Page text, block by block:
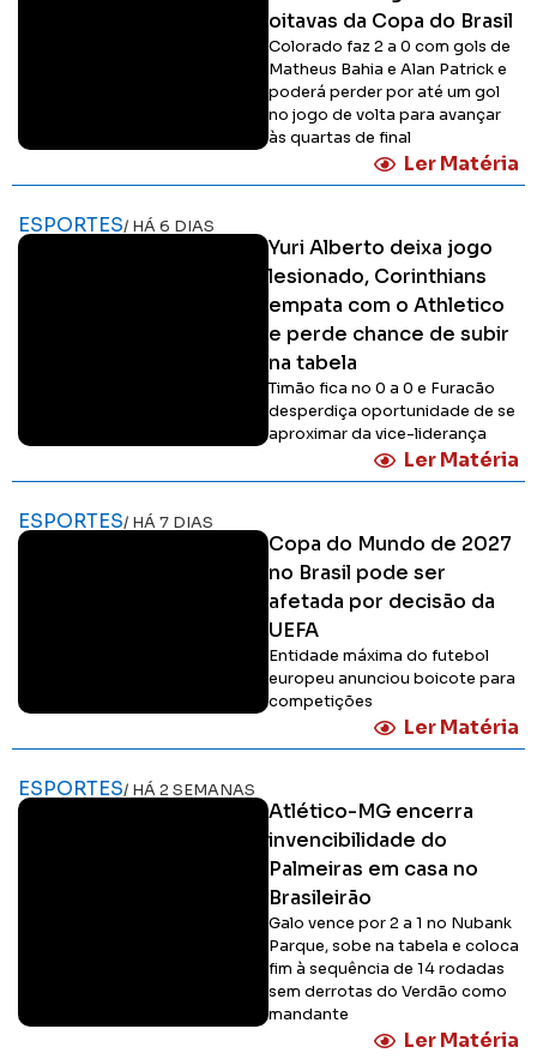
oitavas da Copa do Brasil
Colorado faz 2 a 0 com gols de
Matheus Bahia e Alan Patrick e
poderá perder por até um gol
no jogo de volta para avançar
às quartas de final
Ler Matéria
ESPORTES/ HÁ 6 DIAS
Yuri Alberto deixa jogo
lesionado, Corinthians
empata com o Athletico
e perde chance de subir
na tabela
Timão fica no 0 a 0 e Furacão
desperdiça oportunidade de se
aproximar da vice-liderança
Ler Matéria
ESPORTES/ HÁ 7 DIAS
Copa do Mundo de 2027
no Brasil pode ser
afetada por decisão da
UEFA
Entidade máxima do futebol
europeu anunciou boicote para
competições
Ler Matéria
ESPORTES/ HÁ 2 SEMANAS
Atlético-MG encerra
invencibilidade do
Palmeiras em casa no
Brasileirão
Galo vence por 2 a 1 no Nubank
Parque, sobe na tabela e coloca
fim à sequência de 14 rodadas
sem derrotas do Verdão como
mandante
Ler Matéria